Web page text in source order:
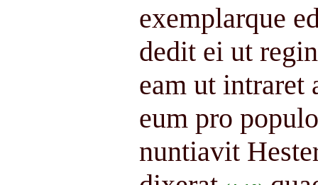
exemplarque
dedit ei ut
eam ut intraret
eum pro
nuntiavit